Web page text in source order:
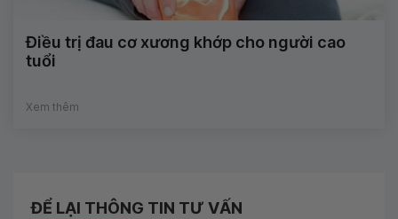
Điều trị đau cơ xương khớp cho người cao
tuổi
Xem thêm
ĐỂ LẠI THÔNG TIN TƯ VẤN